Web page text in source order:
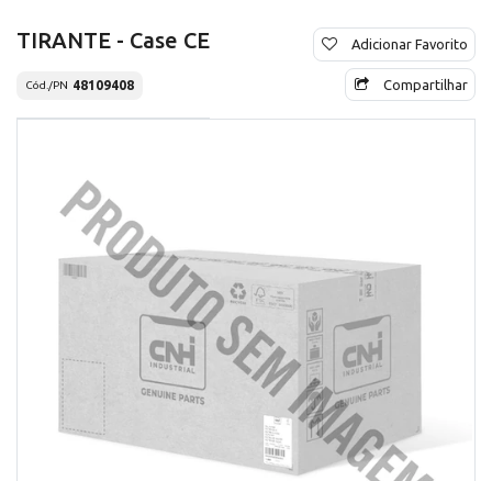
TIRANTE - Case CE
Cód./PN 48109408
Adicionar Favorito
Compartilhar